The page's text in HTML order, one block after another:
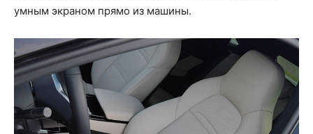
умным экраном прямо из машины.